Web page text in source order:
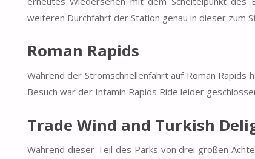
weiteren Durchfahrt der Station genau in dieser zum
Roman Rapids
Während der Stromschnellenfahrt auf Roman Rapids
Besuch war der Intamin Rapids Ride leider
Trade Wind and Turkish
Während dieser Teil des Parks von drei großen